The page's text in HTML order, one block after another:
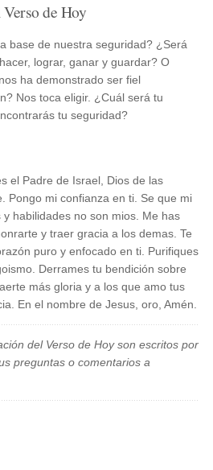
Verso de Hoy
base de nuestra seguridad? ¿Será
lograr, ganar y guardar? O
ha demonstrado ser fiel
Nos toca eligir. ¿Cuál será tu
tu seguridad?
el Padre de Israel, Dios de las
Pongo mi confianza en ti. Se que mi
habilidades no son mios. Me has
y traer gracia a los demas. Te
puro y enfocado en ti. Purifiques
Derrames tu bendición sobre
más gloria y a los que amo tus
En el nombre de Jesus, oro, Amén.
del Verso de Hoy son escritos por
preguntas o comentarios a